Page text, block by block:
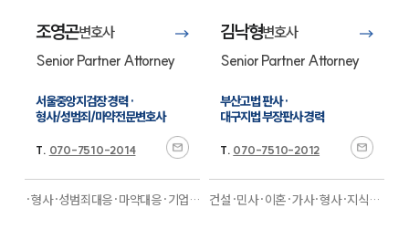
대륜법률상담예약
조영곤변호사
Senior Partner Attorney
서울중앙지검장 경력 ·
형사/성범죄/마약전문변호사
T. 070-7510-2014
·형사·성범죄대응·마약대응·기업일
김낙형변호사
Senior Partner Attorney
부산고법 판사 ·
대구지법 부장판사 경력
T. 070-7510-2012
건설·민사·이혼·가사·형사·지식재